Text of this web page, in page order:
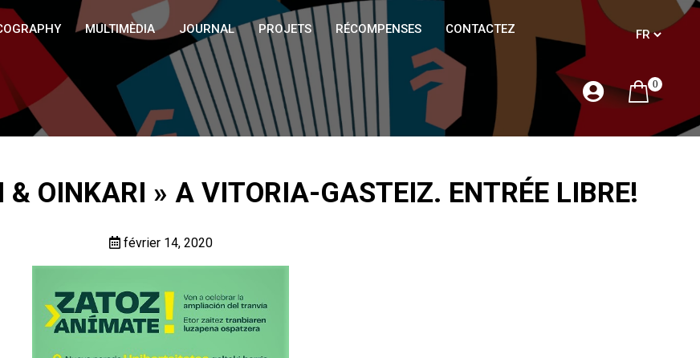
MULTIMÈDIA JOURNAL PROJETS RÉCOMPENSES
CONTACTEZ
0
& OINKARI » A VITORIA-GASTEIZ. ENTRÉE LIBRE!
février 14, 2020